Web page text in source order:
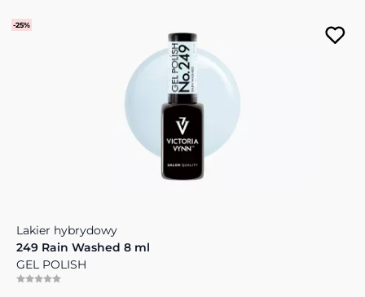
-25%
Lakier hybrydowy
249 Rain Washed 8 ml
GEL POLISH